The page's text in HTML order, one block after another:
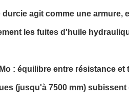
agit comme une
les fuites d'huile
: équilibre entre résistance et
(jusqu'à 7500 mm)